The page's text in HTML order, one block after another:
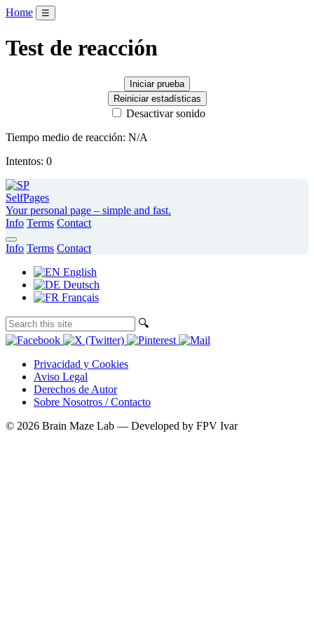
Home ☰
Test de reacción
Iniciar prueba
Reiniciar estadísticas
Desactivar sonido
Tiempo medio de reacción: N/A
Intentos: 0
SelfPages
Your personal page – simple and fast.
Info Terms Contact
Info Terms Contact
English
Deutsch
Français
🔍︎
Privacidad y Cookies
Aviso Legal
Derechos de Autor
Sobre Nosotros / Contacto
© 2026 Brain Maze Lab — Developed by FPV Ivar